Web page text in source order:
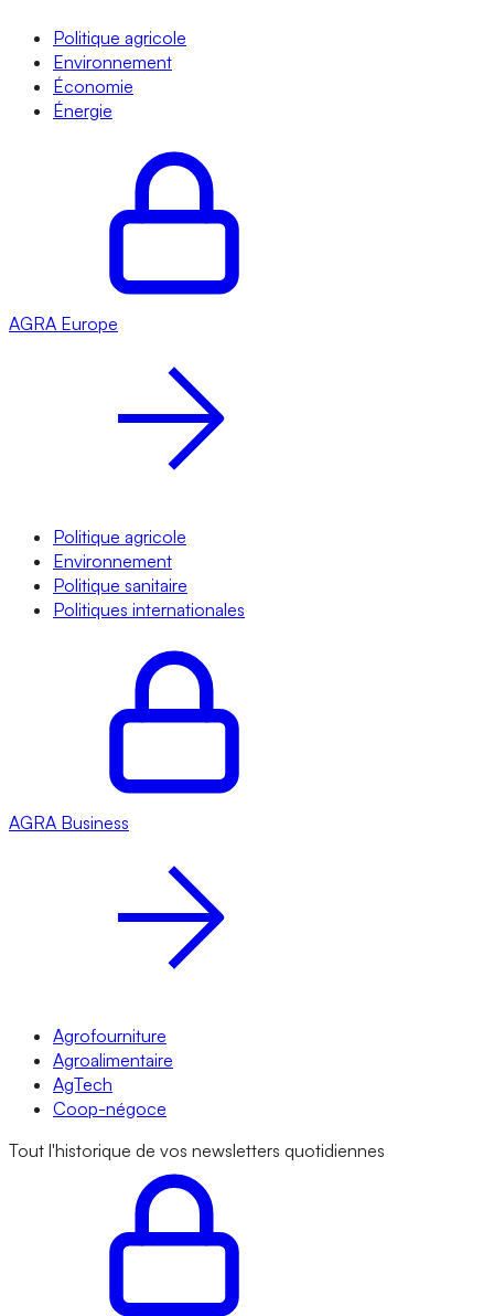
Politique agricole
Environnement
Économie
Énergie
AGRA Europe
Politique agricole
Environnement
Politique sanitaire
Politiques internationales
AGRA Business
Agrofourniture
Agroalimentaire
AgTech
Coop-négoce
Tout l'historique de vos newsletters quotidiennes